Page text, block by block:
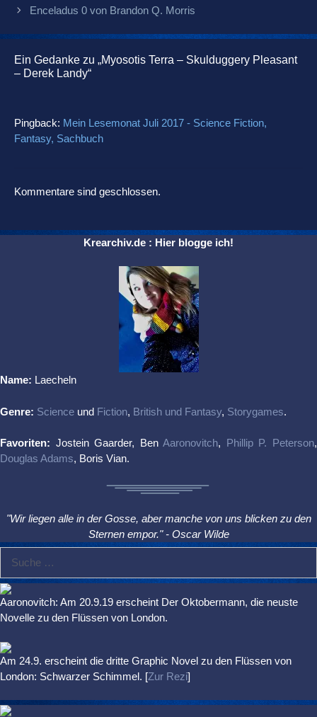
Enceladus 0 von Brandon Q. Morris
Ein Gedanke zu „Myosotis Terra – Skulduggery Pleasant
– Derek Landy“
Pingback: Mein Lesemonat Juli 2017 - Science Fiction,
Fantasy, Sachbuch
Kommentare sind geschlossen.
Krearchiv.de : Hier blogge ich!
Name: Laecheln
Genre: Science und Fiction, British und Fantasy, Storygames.
Favoriten: Jostein Gaarder, BenAaronovitch, Phillip P. Peterson,
Douglas Adams, Boris Vian.
"Wir liegen alle in der Gosse, aber manche von uns blicken zu den
Sternen empor." - Oscar Wilde
nach:
Aaronovitch: Am 20.9.19 erscheint Der Oktobermann, die neuste
Novelle zu den Flüssen von London.
Am 24.9. erscheint die dritte Graphic Novel zu den Flüssen von
London: Schwarzer Schimmel. [Zur Rezi]